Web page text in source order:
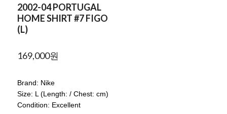
2002-04 PORTUGAL
HOME SHIRT #7 FIGO
(L)
169,000원
Brand: Nike
Size: L (Length: / Chest: cm)
Condition: Excellent